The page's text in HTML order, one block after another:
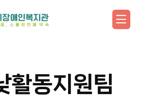
활동지원팀